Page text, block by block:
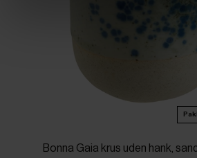
Bonna Gaia krus uden hank,